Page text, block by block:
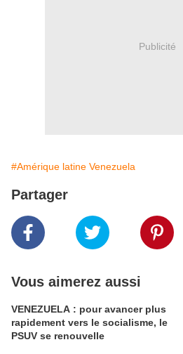
Publicité
#Amérique latine Venezuela
Partager
Vous aimerez aussi
VENEZUELA : pour avancer plus
rapidement vers le socialisme, le
PSUV se renouvelle